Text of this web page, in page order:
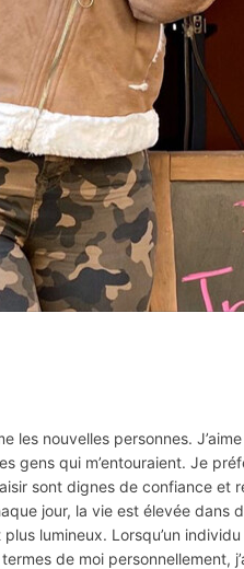
les nouvelles personnes.
gens qui m’entouraient. Je
sont dignes de confiance et
jour, la vie est élevée dans
lumineux. Lorsqu’un
de moi personnellement,